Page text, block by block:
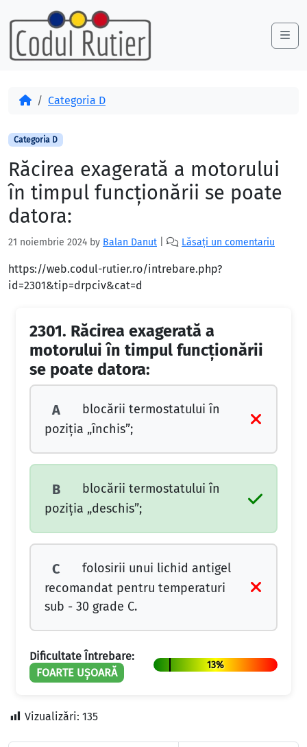
Skip to content
Skip to footer
AcasăCategoria D
Categoria D
Răcirea exagerată a motorului
în timpul funcţionării se poate
datora:
21 noiembrie 2024 by Balan Danut Lăsați un comentariu
https://web.codul-rutier.ro/intrebare.php?
id=2301&tip=drpciv&cat=d
2301. Răcirea exagerată a
motorului în timpul funcţionării
se poate datora:
A
blocării termostatului în
poziţia „închis”;
B
blocării termostatului în
poziţia „deschis”;
C
folosirii unui lichid antigel
recomandat pentru temperaturi
sub - 30 grade C.
Dificultate Întrebare:
FOARTE UȘOARĂ
13%
Vizualizări: 135